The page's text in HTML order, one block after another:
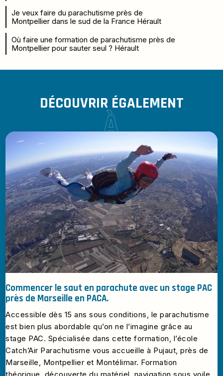
Je veux faire du parachutisme près de
Montpellier dans le sud de la France Hérault
Où faire une formation de parachutisme près de
Montpellier pour sauter seul ? Hérault
À
DÉCOUVRIR ÉGALEMENT
Commencer le saut en parachute avec un stage PAC
près de Marseille en PACA.
Accessible dès 15 ans sous conditions, le parachutisme
est bien plus abordable qu’on ne l’imagine grâce au
stage PAC. Spécialisée dans cette formation, l’école
Catch’Air Parachutisme vous accueille à Pujaut, près de
Marseille, Montpellier et Montélimar. Formation